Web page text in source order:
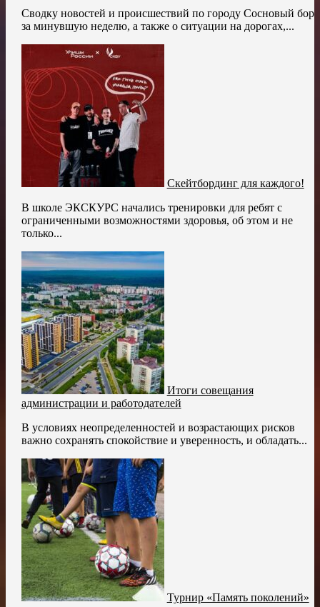
Сводку новостей и происшествий по городу Сосновый бор
за минувшую неделю, а также о ситуации на дорогах,...
Скейтбординг для каждого!
В школе ЭКСКУРС начались тренировки для ребят с
ограниченными возможностями здоровья, об этом и не
только...
Итоги совещания
администрации и работодателей
В условиях неопределенностей и возрастающих рисков
важно сохранять спокойствие и уверенность, и обладать...
Турнир «Память поколений»